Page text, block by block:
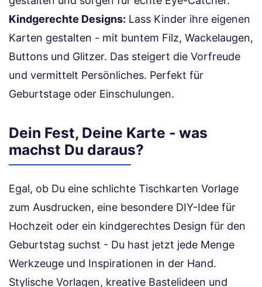
Kindgerechte Designs: Lass Kinder ihre eigenen
Karten gestalten - mit buntem Filz, Wackelaugen,
Buttons und Glitzer. Das steigert die Vorfreude
und vermittelt Persönliches. Perfekt für
Geburtstage oder Einschulungen.
Dein Fest, Deine Karte - was
machst Du daraus?
Egal, ob Du eine schlichte Tischkarten Vorlage
zum Ausdrucken, eine besondere DIY-Idee für
Hochzeit oder ein kindgerechtes Design für den
Geburtstag suchst - Du hast jetzt jede Menge
Werkzeuge und Inspirationen in der Hand.
Stylische Vorlagen, kreative Bastelideen und